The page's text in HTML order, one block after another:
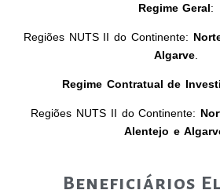
Regime Geral:
Regiões NUTS II do Continente:
Algarve
Regime Contratual de
Regiões NUTS II do Continente:
Alentejo e
Beneficiários